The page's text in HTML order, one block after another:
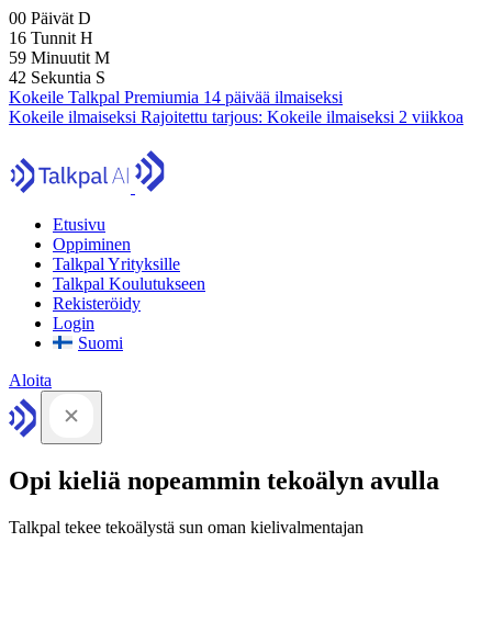
00 Päivät D
16 Tunnit H
59 Minuutit M
41 Sekuntia S
Kokeile Talkpal Premiumia 14 päivää ilmaiseksi
Kokeile ilmaiseksi Rajoitettu tarjous: Kokeile ilmaiseksi 2 viikkoa
Etusivu
Oppiminen
Talkpal Yrityksille
Talkpal Koulutukseen
Rekisteröidy
Login
Suomi
Aloita
Opi kieliä nopeammin tekoälyn avulla
Talkpal tekee tekoälystä sun oman kielivalmentajan